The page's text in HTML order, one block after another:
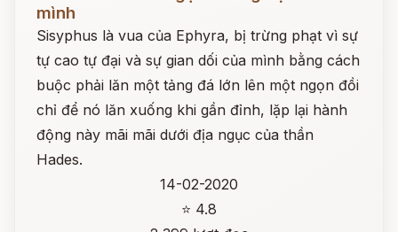
mình
Sisyphus là vua của Ephyra, bị trừng phạt vì sự
tự cao tự đại và sự gian dối của mình bằng cách
buộc phải lăn một tảng đá lớn lên một ngọn đồi
chỉ để nó lăn xuống khi gần đỉnh, lặp lại hành
động này mãi mãi dưới địa ngục của thần
Hades.
14-02-2020
⭐ 4.8